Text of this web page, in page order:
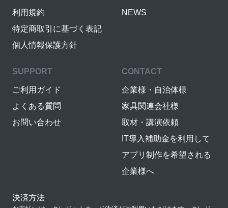
利用規約
特定商取引に基づく表記
個人情報保護方針
NEWS
SUPPORT
ご利用ガイド
よくある質問
お問い合わせ
CONTACT
企業様・自治体様
家具関連会社様
取材・講演依頼
IT導入補助金を利用して
アプリ制作を希望される
企業様へ
決済方法